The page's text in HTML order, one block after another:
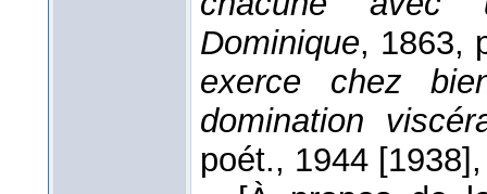
Dominique, 1863,
exerce chez
domination
poét., 1944 [1938]